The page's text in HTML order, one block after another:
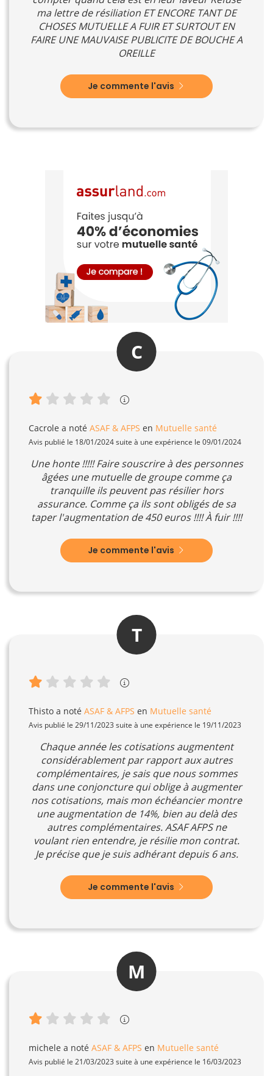
ma lettre de résiliation ET ENCORE TANT DE
CHOSES MUTUELLE A FUIR ET SURTOUT EN
FAIRE UNE MAUVAISE PUBLICITE DE BOUCHE A
OREILLE
Je commente l'avis
C
Cacrole a noté ASAF & AFPS en Mutuelle santé
Avis publié le 18/01/2024 suite à une expérience le 09/01/2024
Une honte !!!!! Faire souscrire à des personnes
âgées une mutuelle de groupe comme ça
tranquille ils peuvent pas résilier hors
assurance. Comme ça ils sont obligés de sa
taper l'augmentation de 450 euros !!!! À fuir !!!!
Je commente l'avis
T
Thisto a noté ASAF & AFPS en Mutuelle santé
Avis publié le 29/11/2023 suite à une expérience le 19/11/2023
Chaque année les cotisations augmentent
considérablement par rapport aux autres
complémentaires, je sais que nous sommes
dans une conjoncture qui oblige à augmenter
nos cotisations, mais mon échéancier montre
une augmentation de 14%, bien au delà des
autres complémentaires. ASAF AFPS ne
voulant rien entendre, je résilie mon contrat.
Je précise que je suis adhérant depuis 6 ans.
Je commente l'avis
M
michele a noté ASAF & AFPS en Mutuelle santé
Avis publié le 21/03/2023 suite à une expérience le 16/03/2023